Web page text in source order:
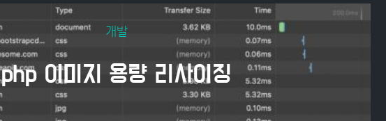
개발
php 이미지 용량 리사이징